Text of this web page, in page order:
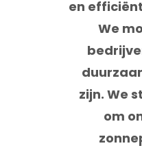
en
We
zijn. We
om